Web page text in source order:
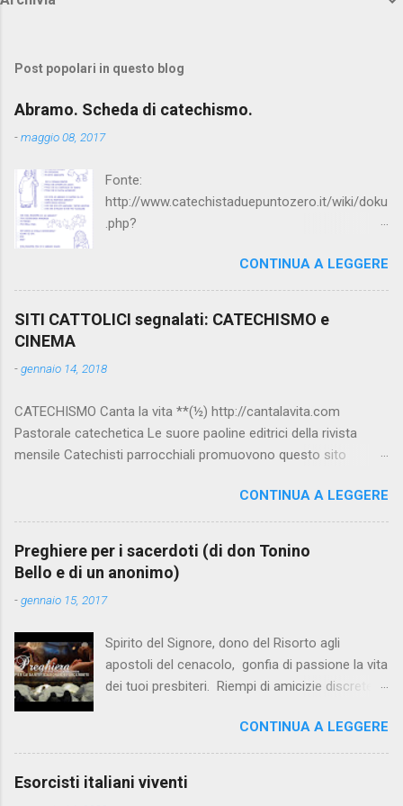
Post popolari in questo blog
Abramo. Scheda di catechismo.
-maggio 08, 2017
Fonte:
http://www.catechistaduepuntozero.it/wiki/doku
.php?
CONTINUA A LEGGERE
SITI CATTOLICI segnalati: CATECHISMO e
CINEMA
-gennaio 14, 2018
CATECHISMO Canta la vita **(½) http://cantalavita.com
Pastorale catechetica Le suore paoline editrici della rivista
mensile Catechisti parrocchiali promuovono questo sito
www.facebook.com/PaolineGiovanieVangelo/ Carimo **
http://www.carimo.it Contiene i Catechismo della Chiesa
Cattolica, la Bibbia a Fumetti (novità assoluta in internet), il
pensiero di S.Tommaso, encicliche, scritti di Albino Luciani,
oroscopo... da ridere, e altri temi interessanti. Catechismo
www.vatican.va/archive/ITA0014/_INDEX.HTM ; Indice e testo
su: www.catechismochiesacattolica.it COMPENDIO :
www.vatican.va/archive/compendium_ccc/documents/archive
_2005_compendium-ccc_it.html Catechista 2.0 **½
www.catechistaduepuntozero.it www.catechista.it Sito liturgico
e di catechesi Sito curato dal 2000 da Sergio Della Lena e
Imma , ...
CONTINUA A LEGGERE
Preghiere per i sacerdoti (di don Tonino
Bello e di un anonimo)
-gennaio 15, 2017
Spirito del Signore, dono del Risorto agli
apostoli del cenacolo, gonfia di passione la vita
dei tuoi presbiteri. Riempi di amicizie discrete la
capaci di misericordia per tutte le sue
debolezze. Confortali con la gratitudine della
gente e con l’olio della comunione fraterna.
CONTINUA A LEGGERE
Esorcisti italiani viventi